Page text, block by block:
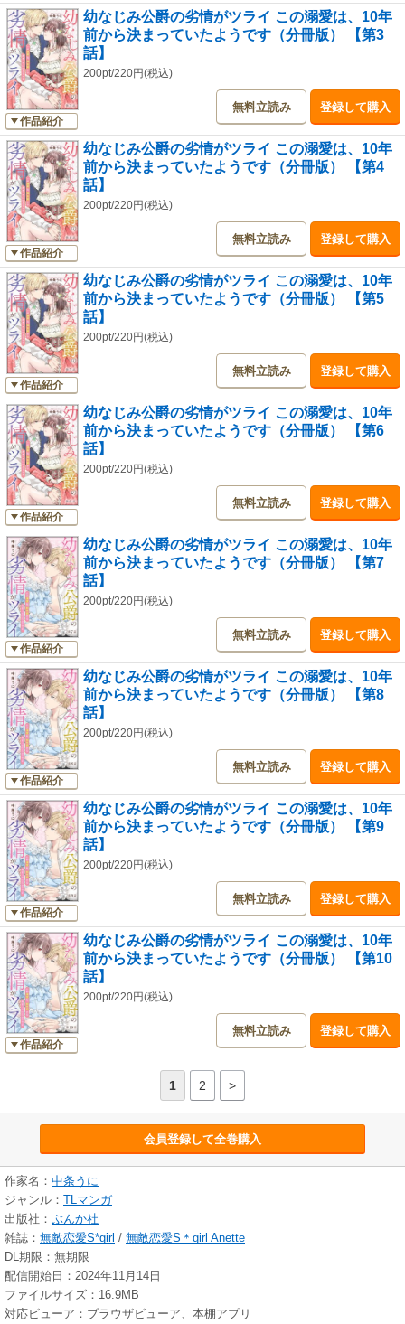
作品紹介
幼なじみ公爵の劣情がツライ この溺愛は、10年
前から決まっていたようです（分冊版） 【第3
話】
200pt/220円(税込)
無料立読み 登録して購入
作品紹介
幼なじみ公爵の劣情がツライ この溺愛は、10年
前から決まっていたようです（分冊版） 【第4
話】
200pt/220円(税込)
無料立読み 登録して購入
作品紹介
幼なじみ公爵の劣情がツライ この溺愛は、10年
前から決まっていたようです（分冊版） 【第5
話】
200pt/220円(税込)
無料立読み 登録して購入
作品紹介
幼なじみ公爵の劣情がツライ この溺愛は、10年
前から決まっていたようです（分冊版） 【第6
話】
200pt/220円(税込)
無料立読み 登録して購入
作品紹介
幼なじみ公爵の劣情がツライ この溺愛は、10年
前から決まっていたようです（分冊版） 【第7
話】
200pt/220円(税込)
無料立読み 登録して購入
作品紹介
幼なじみ公爵の劣情がツライ この溺愛は、10年
前から決まっていたようです（分冊版） 【第8
話】
200pt/220円(税込)
無料立読み 登録して購入
作品紹介
幼なじみ公爵の劣情がツライ この溺愛は、10年
前から決まっていたようです（分冊版） 【第9
話】
200pt/220円(税込)
無料立読み 登録して購入
作品紹介
幼なじみ公爵の劣情がツライ この溺愛は、10年
前から決まっていたようです（分冊版） 【第10
話】
200pt/220円(税込)
無料立読み 登録して購入
1 2 >
会員登録して全巻購入
作家名： 中条うに
ジャンル： TLマンガ
出版社： ぶんか社
雑誌： 無敵恋愛S*girl / 無敵恋愛S＊girl Anette
DL期限：無期限
配信開始日：2024年11月14日
ファイルサイズ：16.9MB
対応ビューア：ブラウザビューア、本棚アプリ